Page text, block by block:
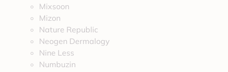
Mixsoon
Mizon
Nature Republic
Neogen Dermalogy
Nine Less
Numbuzin